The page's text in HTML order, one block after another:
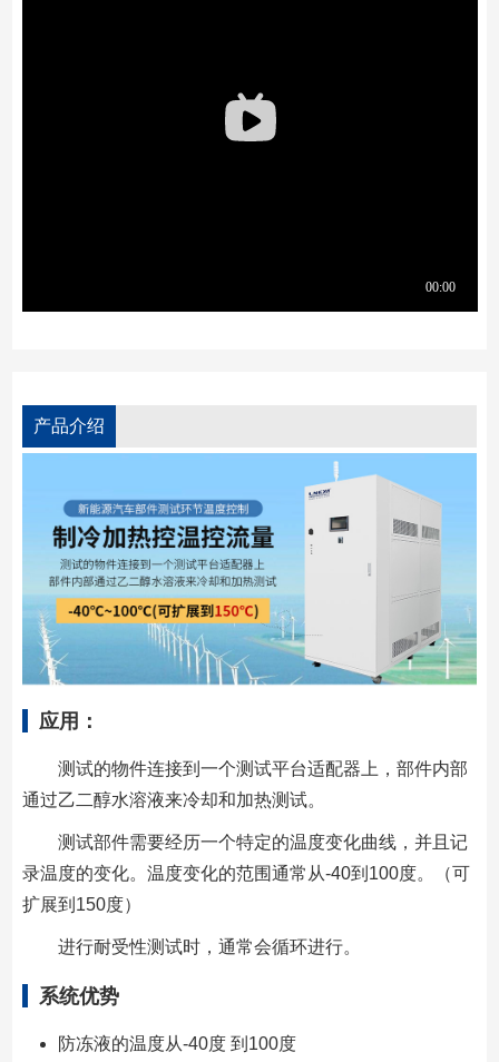
产品介绍
应用：
测试的物件连接到一个测试平台适配器上，部件内部
通过乙二醇水溶液来冷却和加热测试。
测试部件需要经历一个特定的温度变化曲线，并且记
录温度的变化。温度变化的范围通常从-40到100度。（可
扩展到150度）
进行耐受性测试时，通常会循环进行。
系统优势
防冻液的温度从-40度 到100度